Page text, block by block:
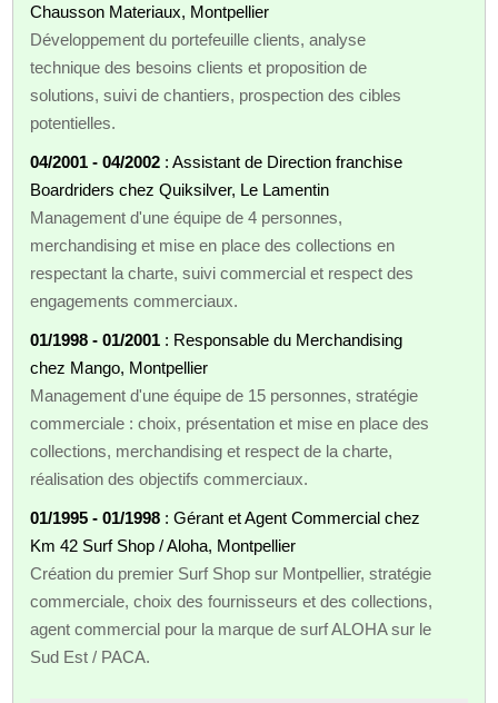
Chausson Materiaux, Montpellier
Développement du portefeuille clients, analyse
technique des besoins clients et proposition de
solutions, suivi de chantiers, prospection des cibles
potentielles.
04/2001 - 04/2002 : Assistant de Direction franchise
Boardriders chez Quiksilver, Le Lamentin
Management d'une équipe de 4 personnes,
merchandising et mise en place des collections en
respectant la charte, suivi commercial et respect des
engagements commerciaux.
01/1998 - 01/2001 : Responsable du Merchandising
chez Mango, Montpellier
Management d'une équipe de 15 personnes, stratégie
commerciale : choix, présentation et mise en place des
collections, merchandising et respect de la charte,
réalisation des objectifs commerciaux.
01/1995 - 01/1998 : Gérant et Agent Commercial chez
Km 42 Surf Shop / Aloha, Montpellier
Création du premier Surf Shop sur Montpellier, stratégie
commerciale, choix des fournisseurs et des collections,
agent commercial pour la marque de surf ALOHA sur le
Sud Est / PACA.